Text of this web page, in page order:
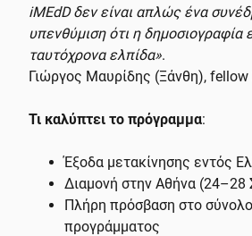
iMEdD δεν είναι απλώς ένα
υπενθύμιση ότι η δημοσιογραφία
ταυτόχρονα ελπίδα».
Γιώργος Mαυρίδης (Ξάνθη),
Τι καλύπτει το πρόγραμμα:
Έξοδα μετακίνησης εντός
Διαμονή στην Αθήνα (24–28
Πλήρη πρόσβαση στο
προγράμματος